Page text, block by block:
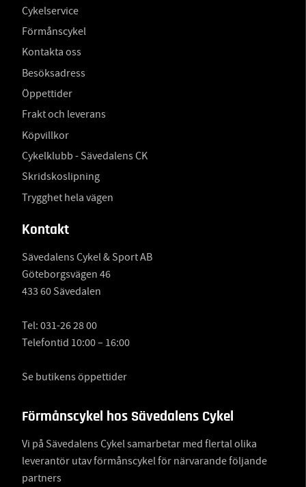
Cykelservice
Förmånscykel
Kontakta oss
Besöksadress
Öppettider
Frakt och leverans
Köpvillkor
Cykelklubb - Sävedalens CK
Skridskoslipning
Trygghet hela vägen
Kontakt
Sävedalens Cykel & Sport AB
Göteborgsvägen 46
433 60 Sävedalen
Tel: 031-26 28 00
Telefontid 10:00 – 16:00
Se butikens öppettider
Förmånscykel hos Sävedalens Cykel
Vi på Sävedalens Cykel samarbetar med flertal olika
leverantör utav förmånscykel för närvarande följande
partners